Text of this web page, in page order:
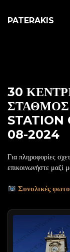
PATERAKIS
30
ΣΤΑΘΜΟΣ
STATION
08-2024
Για πληροφορίες
επικοινωνήστε μαζί
Συνολικές